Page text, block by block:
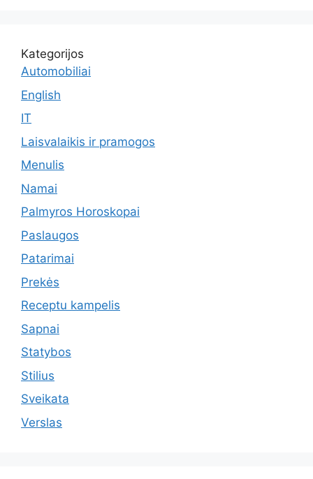
Kategorijos
Automobiliai
English
IT
Laisvalaikis ir pramogos
Menulis
Namai
Palmyros Horoskopai
Paslaugos
Patarimai
Prekės
Receptu kampelis
Sapnai
Statybos
Stilius
Sveikata
Verslas